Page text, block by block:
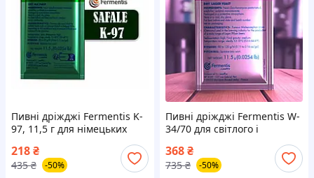
Пивні дріжджі Fermentis K-
97, 11,5 г для німецьких
елів і пшеничного пива, з
чистим смаком і стійкою
пінкою
218₴
435 ₴ -50%
Пивні дріжджі Fermentis W-
34/70 для світлого і
лагерного пива, 11 г, чисте
бродіння, німецький штам
Weihenstephan
368₴
735 ₴ -50%